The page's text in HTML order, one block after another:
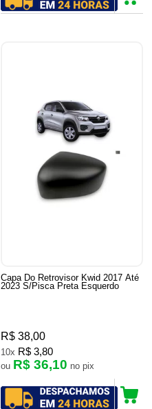
Capa Do Retrovisor Kwid 2017 Até
2023 S/Pisca Preta Esquerdo
R$ 38,00
10x R$ 3,80
ou R$ 36,10 no pix